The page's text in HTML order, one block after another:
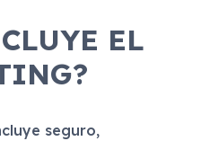
EL
seguro,